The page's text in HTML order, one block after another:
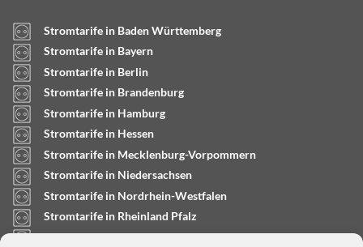
Stromtarife in Baden Württemberg
Stromtarife in Bayern
Stromtarife in Berlin
Stromtarife in Brandenburg
Stromtarife in Hamburg
Stromtarife in Hessen
Stromtarife in Mecklenburg-Vorpommern
Stromtarife in Niedersachsen
Stromtarife in Nordrhein-Westfalen
Stromtarife in Rheinland Pfalz
Stromtarife in Saarland